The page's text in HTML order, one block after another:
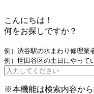
こんにちは！
何をお探しですか？
例）渋谷駅の水まわり修理業
例）世田谷区の土日にやって
※本機能は検索内容から